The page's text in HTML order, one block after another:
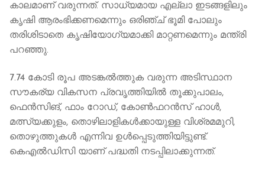
കാലമാണ് വരുന്നത്. സാധ്യമായ എല്ലാ ഇടങ്ങളിലും
കൃഷി ആരംഭിക്കണമെന്നും ഒരിഞ്ച് ഭൂമി പോലും
തരിശിടാതെ കൃഷിയോഗ്യമാക്കി മാറ്റണമെന്നും മന്ത്രി
പറഞ്ഞു.
7.74 കോടി രൂപ അടങ്കൽത്തുക വരുന്ന അടിസ്ഥാന
സൗകര്യ വികസന പ്രവൃത്തിയിൽ തൂക്കുപാലം,
ഫെൻസിങ്, ഫാം റോഡ്, കോൺഫറൻസ് ഹാൾ,
മത്സ്യക്കുളം, തൊഴിലാളികൾക്കായുള്ള വിശ്രമമുറി,
തൊഴുത്തുകൾ എന്നിവ ഉൾപ്പെടുത്തിയിട്ടുണ്ട്.
കെഎൽഡിസി യാണ് പദ്ധതി നടപ്പിലാക്കുന്നത്.